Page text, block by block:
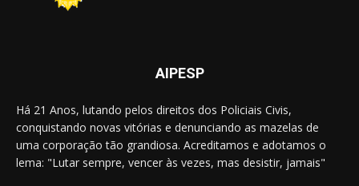
AIPESP
Há 21 Anos, lutando pelos direitos dos Policiais Civis,
conquistando novas vitórias e denunciando as mazelas de
uma corporação tão grandiosa. Acreditamos e adotamos o
lema: "Lutar sempre, vencer às vezes, mas desistir, jamais"